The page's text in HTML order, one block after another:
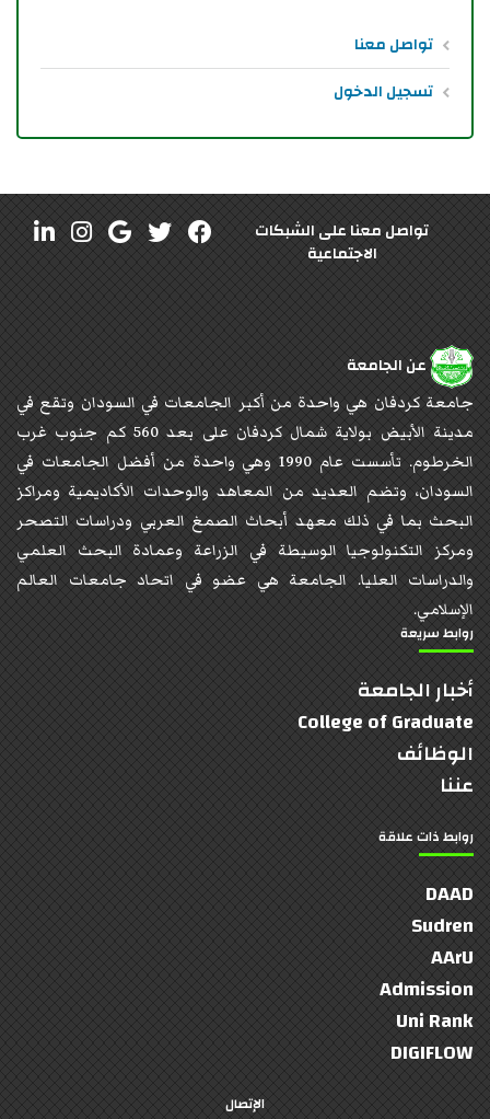
تواصل معنا
تسجيل الدخول
تواصل معنا على الشبكات
الاجتماعية
عن الجامعة
جامعة كردفان هي واحدة من أكبر الجامعات في السودان وتقع في
مدينة الأبيض بولاية شمال كردفان على بعد 560 كم جنوب غرب
الخرطوم. تأسست عام 1990 وهي واحدة من أفضل الجامعات في
السودان، وتضم العديد من المعاهد والوحدات الأكاديمية ومراكز
البحث بما في ذلك معهد أبحاث الصمغ العربي ودراسات التصحر
ومركز التكنولوجيا الوسيطة في الزراعة وعمادة البحث العلمي
والدراسات العليا. الجامعة هي عضو في اتحاد جامعات العالم
الإسلامي.
روابط سريعة
أخبار الجامعة
College of Graduate
الوظائف
عننا
روابط ذات علاقة
DAAD
Sudren
AArU
Admission
Uni Rank
DIGIFLOW
الإتصال